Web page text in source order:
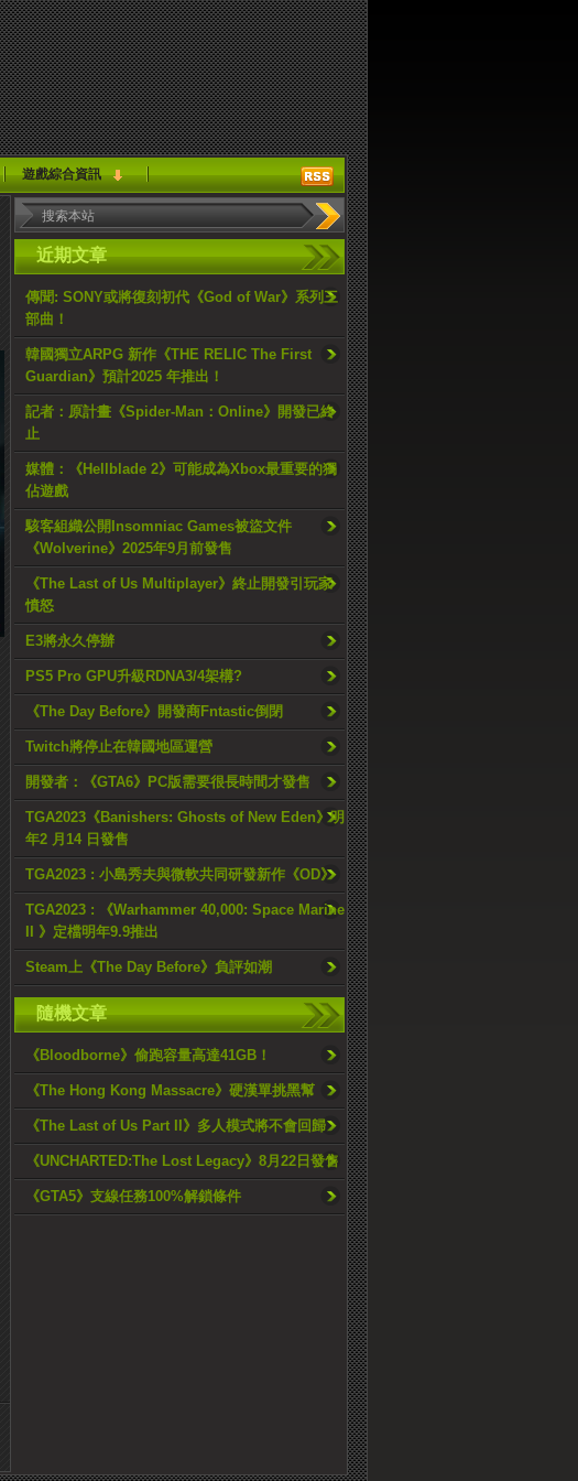
遊戲綜合資訊
近期文章
傳聞: SONY或將復刻初代《God of War》系列三
部曲！
韓國獨立ARPG 新作《THE RELIC The First
Guardian》預計2025 年推出！
記者：原計畫《Spider-Man：Online》開發已終
止
媒體：《Hellblade 2》可能成為Xbox最重要的獨
佔遊戲
駭客組織公開Insomniac Games被盜文件
《Wolverine》2025年9月前發售
《The Last of Us Multiplayer》終止開發引玩家
憤怒
E3將永久停辦
PS5 Pro GPU升級RDNA3/4架構?
《The Day Before》開發商Fntastic倒閉
Twitch將停止在韓國地區運營
開發者：《GTA6》PC版需要很長時間才發售
TGA2023《Banishers: Ghosts of New Eden》明
年2 月14 日發售
TGA2023 : 小島秀夫與微軟共同研發新作《OD》
TGA2023 : 《Warhammer 40,000: Space Marine
II 》定檔明年9.9推出
Steam上《The Day Before》負評如潮
隨機文章
《Bloodborne》偷跑容量高達41GB！
《The Hong Kong Massacre》硬漢單挑黑幫
《The Last of Us Part II》多人模式將不會回歸
《UNCHARTED:The Lost Legacy》8月22日發售
《GTA5》支線任務100%解鎖條件